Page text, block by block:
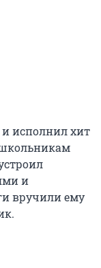
исполнил хит
школьникам
и
вручили ему